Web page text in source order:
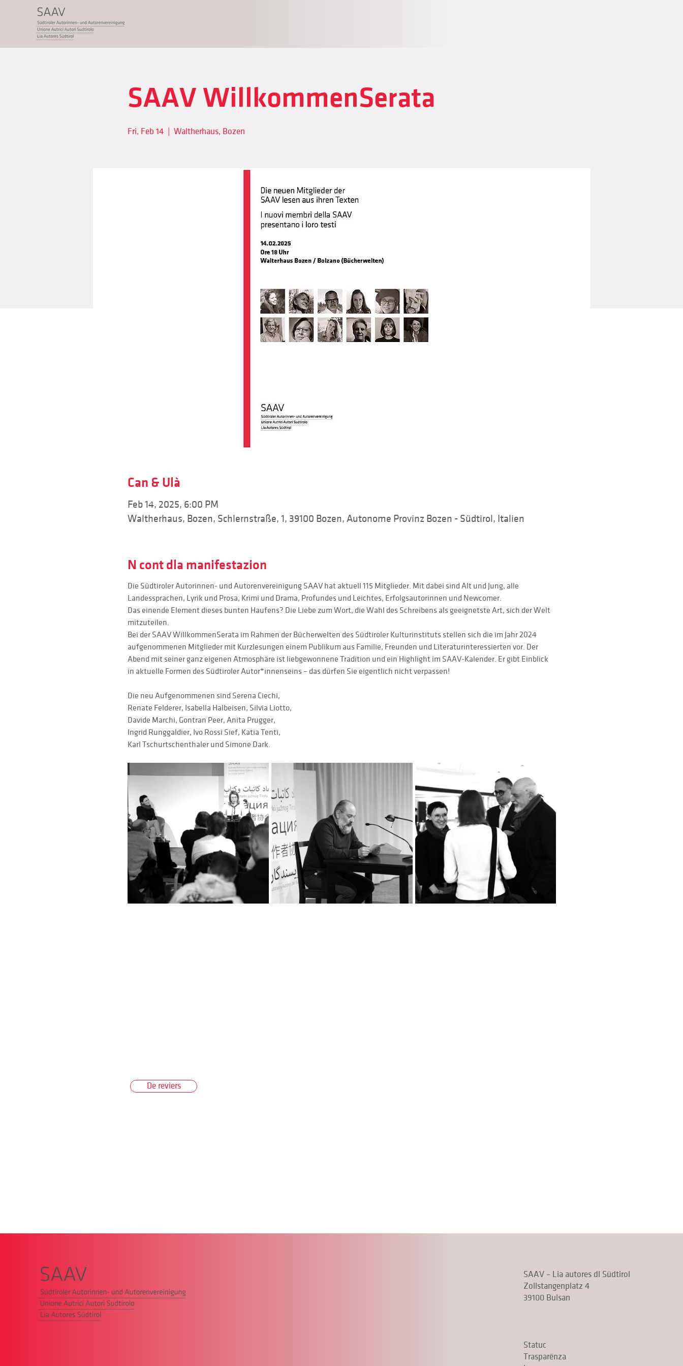
SAAV WillkommenSerata
Fri, Feb 14
  |
Waltherhaus, Bozen
Can & Ulà
Feb 14, 2025, 6:00 PM
Waltherhaus, Bozen, Schlernstraße, 1, 39100 Bozen, Autonome Provinz Bozen - Südtirol, Italien
N cont dla manifestazion
Die Südtiroler Autorinnen- und Autorenvereinigung SAAV hat aktuell 115 Mitglieder. Mit dabei sind Alt und Jung, alle
Landessprachen, Lyrik und Prosa, Krimi und Drama, Profundes und Leichtes, Erfolgsautorinnen und Newcomer.
Das einende Element dieses bunten Haufens? Die Liebe zum Wort, die Wahl des Schreibens als geeignetste Art, sich der Welt
mitzuteilen.
Bei der SAAV WillkommenSerata im Rahmen der Bücherwelten des Südtiroler Kulturinstituts stellen sich die im Jahr 2024
aufgenommenen Mitglieder mit Kurzlesungen einem Publikum aus Familie, Freunden und Literaturinteressierten vor. Der
Abend mit seiner ganz eigenen Atmosphäre ist liebgewonnene Tradition und ein Highlight im SAAV-Kalender. Er gibt Einblick
in aktuelle Formen des Südtiroler Autor*innenseins – das dürfen Sie eigentlich nicht verpassen!
Die neu Aufgenommenen sind Serena Ciechi,
Renate Felderer, Isabella Halbeisen, Silvia Liotto,
Davide Marchi, Gontran Peer, Anita Prugger,
Ingrid Runggaldier, Ivo Rossi Sief, Katia Tenti,
Karl Tschurtschenthaler und Simone Dark.
De reviers
SAAV – Lia autores dl Südtirol
Zollstangenplatz 4
39100 Bulsan
Statuc
Trasparënza